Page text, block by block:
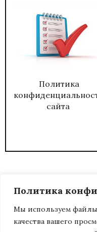
Политика
Мы используем
качества вашего
Политика
сайта